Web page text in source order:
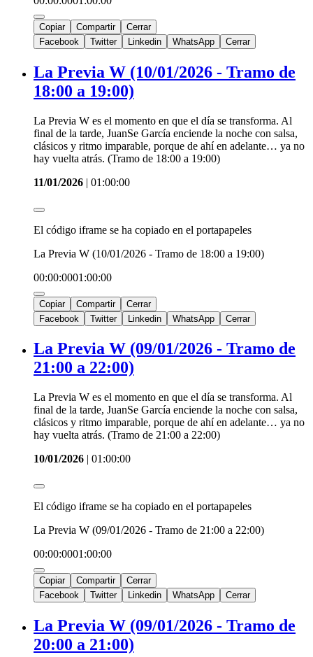
Copiar Compartir
Cerrar
Facebook
Twitter Linkedin WhatsApp Cerrar
La Previa W (10/01/2026 - Tramo de
18:00 a 19:00)
La Previa W es el momento en que el día se transforma. Al
final de la tarde, JuanSe García enciende la noche con salsa,
clásicos y ritmo imparable, porque de ahí en adelante… ya no
hay vuelta atrás. (Tramo de 18:00 a 19:00)
11/01/2026 | 01:00:00
El código iframe se ha copiado en el portapapeles
La Previa W (10/01/2026 - Tramo de 18:00 a 19:00)
00:00:0001:00:00
Copiar Compartir
Cerrar
Facebook
Twitter Linkedin WhatsApp Cerrar
La Previa W (09/01/2026 - Tramo de
21:00 a 22:00)
La Previa W es el momento en que el día se transforma. Al
final de la tarde, JuanSe García enciende la noche con salsa,
clásicos y ritmo imparable, porque de ahí en adelante… ya no
hay vuelta atrás. (Tramo de 21:00 a 22:00)
10/01/2026 | 01:00:00
El código iframe se ha copiado en el portapapeles
La Previa W (09/01/2026 - Tramo de 21:00 a 22:00)
00:00:0001:00:00
Copiar Compartir
Cerrar
Facebook
Twitter Linkedin WhatsApp Cerrar
La Previa W (09/01/2026 - Tramo de
20:00 a 21:00)